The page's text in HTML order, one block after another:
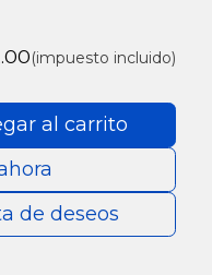
al carrito
de deseos
(impuesto incluido)